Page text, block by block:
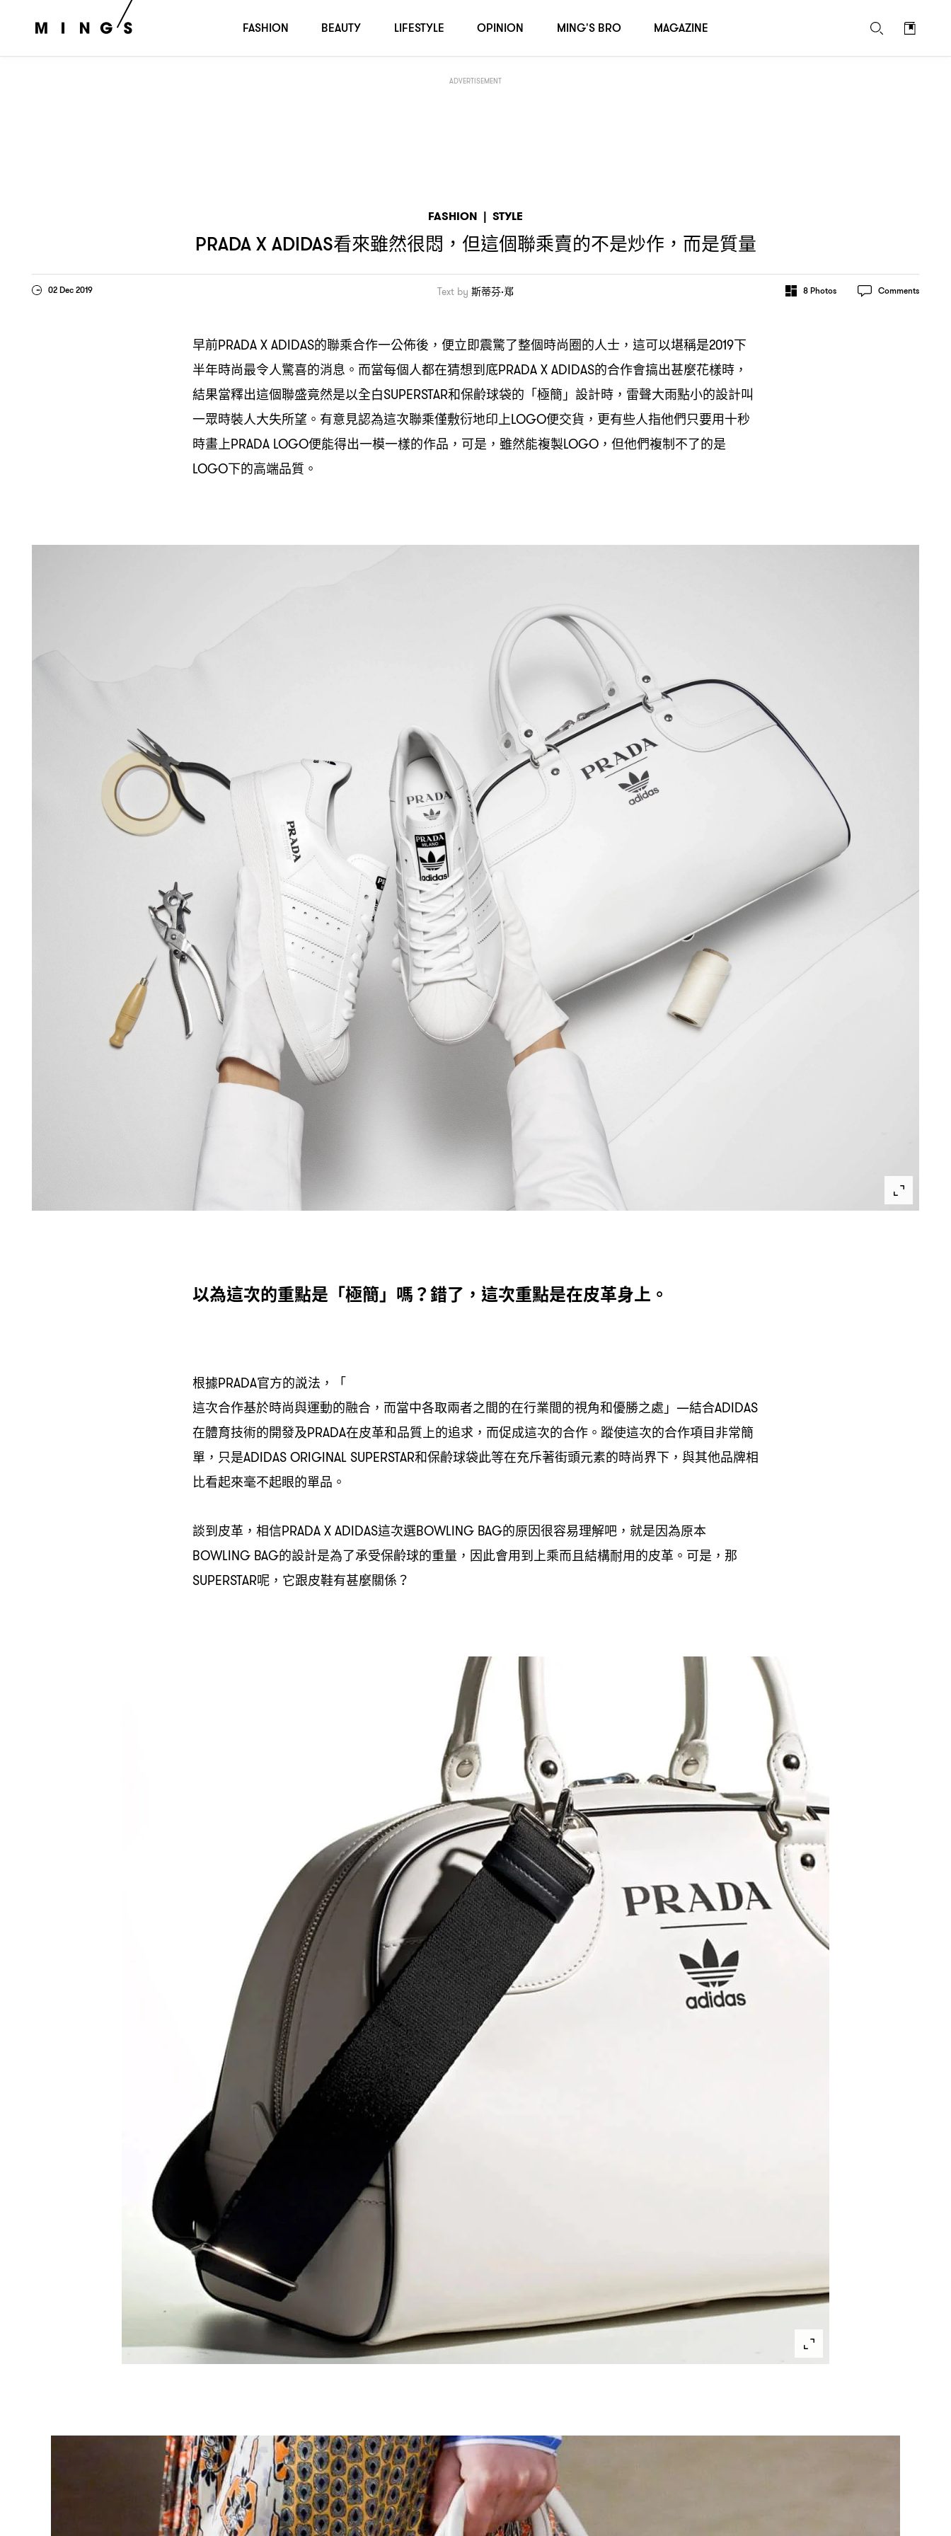
ADVERTISEMENT
FASHION | STYLE
PRADA X ADIDAS看來雖然很悶 ， 但這個聯乘賣的不是炒作 ， 而是質量
02 Dec 2019 Text by 斯蒂芬·郑 8Photos Comments
早前PRADA X ADIDAS的聯乘合作一公佈後 ， 便立即震驚了整個時尚圈的人士 ， 這可以堪稱是2019下
半年時尚最令人驚喜的消息。而當每個人都在猜想到底PRADA X ADIDAS的合作會搞出甚麼花樣時 ，
結果當釋出這個聯盛竟然是以全白SUPERSTAR和保齡球袋的「極簡」設計時 ， 雷聲大雨點小的設計叫
一眾時裝人大失所望。有意見認為這次聯乘僅敷衍地印上LOGO便交貨 ， 更有些人指他們只要用十秒
時畫上PRADA LOGO便能得出一模一樣的作品 ， 可是 ， 雖然能複製LOGO， 但他們複制不了的是
LOGO下的高端品質。
以為這次的重點是「極簡」嗎 ？錯了 ， 這次重點是在皮革身上。
根據PRADA官方的説法 ，
「
這次合作基於時尚與運動的融合 ， 而當中各取兩者之間的在行業間的視角和優勝之處」 —結合ADIDAS
在體育技術的開發及PRADA在皮革和品質上的追求 ， 而促成這次的合作。蹤使這次的合作項目非常簡
單 ， 只是ADIDAS ORIGINAL SUPERSTAR和保齡球袋此等在充斥著街頭元素的時尚界下 ， 與其他品牌相
比看起來毫不起眼的單品。
談到皮革 ， 相信PRADA X ADIDAS這次選BOWLING BAG的原因很容易理解吧 ， 就是因為原本
BOWLING BAG的設計是為了承受保齡球的重量 ， 因此會用到上乘而且結構耐用的皮革。可是 ， 那
SUPERSTAR呢 ， 它跟皮鞋有甚麼關係？
FASHION BEAUTY LIFESTYLE OPINION MING'S BRO MAGAZINE
PRADA X ADIDAS ，